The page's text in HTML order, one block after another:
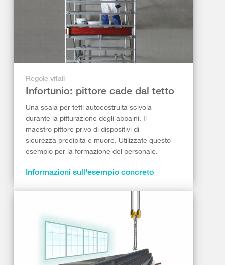
Regole vitali
Infortunio: pittore cade dal tetto
Una scala per tetti autocostruita scivola
durante la pitturazione degli abbaini. Il
maestro pittore privo di dispositivi di
sicurezza precipita e muore. Utilizzate questo
esempio per la formazione del personale.
Informazioni sull'esempio concreto